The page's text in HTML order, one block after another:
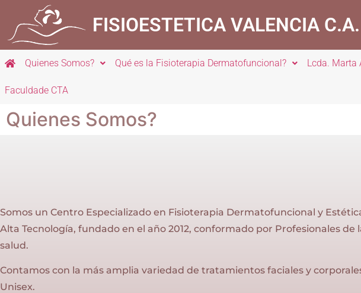
FISIOESTETICA VALENCIA C.A.
Quienes Somos? Qué es la Fisioterapia Dermatofuncional? Lcda. Marta
Faculdade CTA
Quienes Somos?
Somos un Centro Especializado en Fisioterapia Dermatofuncional y
Alta Tecnología, fundado en el año 2012, conformado por Profesionales de
salud.
Contamos con la más amplia variedad de tratamientos faciales y
Unisex.